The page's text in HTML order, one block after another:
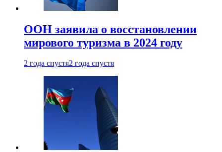
ООН заявила о восстановлении
мирового туризма в 2024 году
2 года спустя2 года спустя